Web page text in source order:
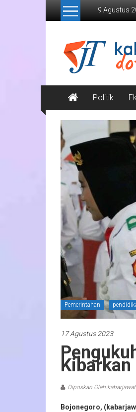
Lompat
9 Agustus
Kabar
Jawa
Timur
Media
Online
Jawa
Timur
Politik
Pemerintahan
17 Agustus 2023
Diposkan
Bojonegoro,